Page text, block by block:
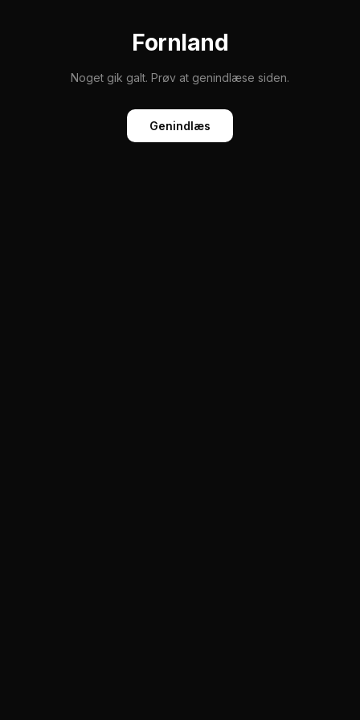
Fornland
Noget gik galt. Prøv at genindlæse siden.
Genindlæs